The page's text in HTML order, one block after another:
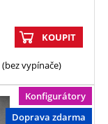
KOUPIT
vypínače)
Konfigurátory
Doprava zdarma